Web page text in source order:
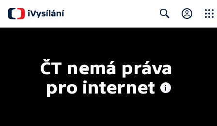
ČT nemá práva
pro internet